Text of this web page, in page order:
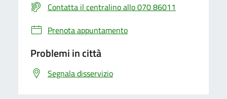
Contatta il centralino allo 070 86011
Prenota appuntamento
Problemi in città
Segnala disservizio